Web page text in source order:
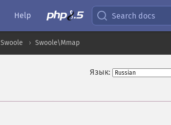
Help Search docs
Swoole Swoole\Mmap
Язык: